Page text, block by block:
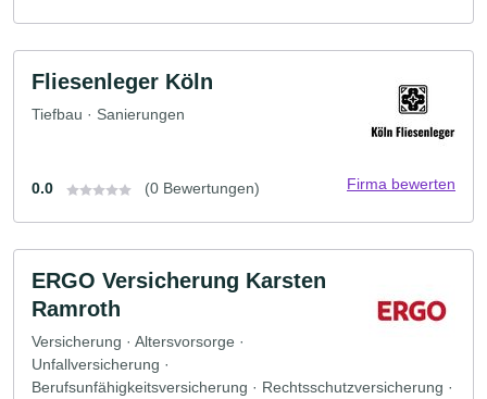
Fliesenleger Köln
Tiefbau · Sanierungen
0.0 (0 Bewertungen) Firma bewerten
ERGO Versicherung Karsten
Ramroth
Versicherung · Altersvorsorge ·
Unfallversicherung ·
Berufsunfähigkeitsversicherung · Rechtsschutzversicherung ·